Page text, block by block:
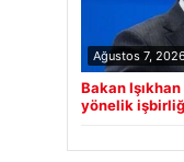
Ağustos 7,
Bakan
yönelik